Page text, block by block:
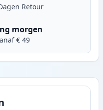
Retour
morgen
€ 49